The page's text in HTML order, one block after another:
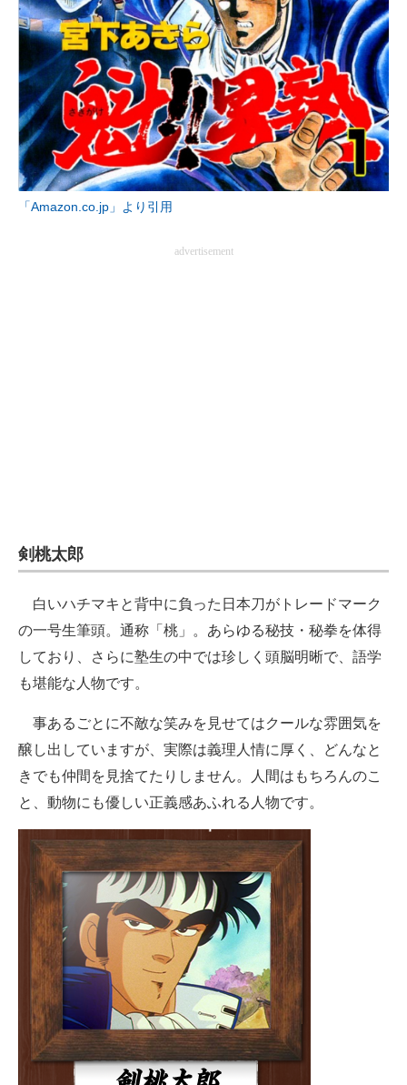
エネルギーの専門メディア
建設×テクノロジーの最前線
ちょっと気になるネットの話題
「Amazon.co.jp」より引用
advertisement
剣桃太郎
白いハチマキと背中に負った日本刀がトレードマーク
の一号生筆頭。通称「桃」。あらゆる秘技・秘拳を体得
しており、さらに塾生の中では珍しく頭脳明晰で、語学
も堪能な人物です。
事あるごとに不敵な笑みを見せてはクールな雰囲気を
醸し出していますが、実際は義理人情に厚く、どんなと
きでも仲間を見捨てたりしません。人間はもちろんのこ
と、動物にも優しい正義感あふれる人物です。